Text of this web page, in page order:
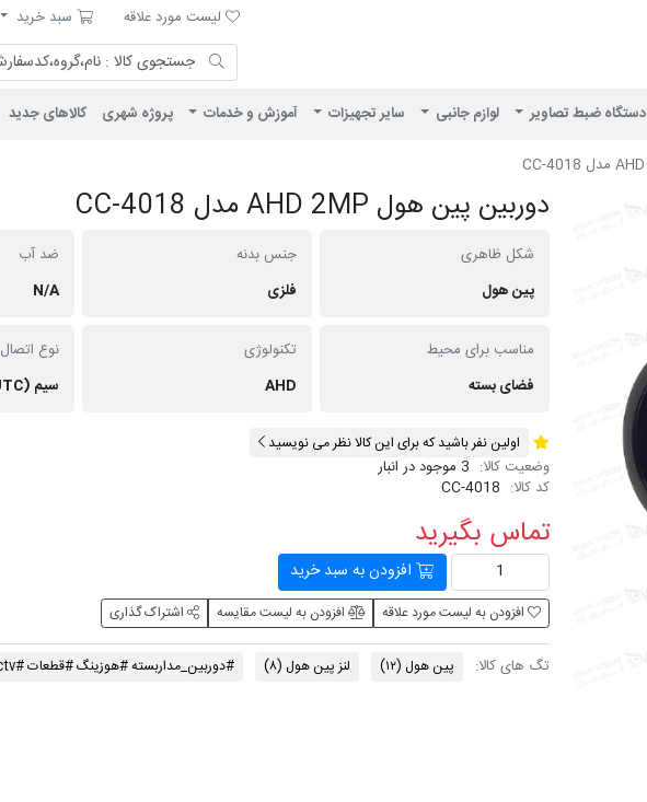
لیست مورد علاقه
لیست مورد علاقه سبد خرید
سبد خرید
دستگاه ضبط تصاویر لوازم جانبی سایر تجهیزات آموزش و خدمات پروژه شهری کالاهای جدید
دوربین پین هول AHD 2MP مدل CC-4018
شکل ظاهری
پین هول
جنس بدنه
فلزی
ضد آب
N/A
مناسب برای محیط
فضای بسته
تکنولوژی
AHD
نوع اتصال
سیم (UTC)
اولین نفر باشید که برای این کالا نظر می نویسید
وضعیت کالا: 3 موجود در انبار
کد کالا: CC-4018
تماس بگیرید
افزودن به سبد خرید
افزودن به لیست مورد علاقه افزودن به لیست مقایسه اشتراک گذاری
تگ های کالا: پین هول (۱۲) لنز پین هول (۸) #دوربین_مداربسته #هوزینگ #قطعات #cctv